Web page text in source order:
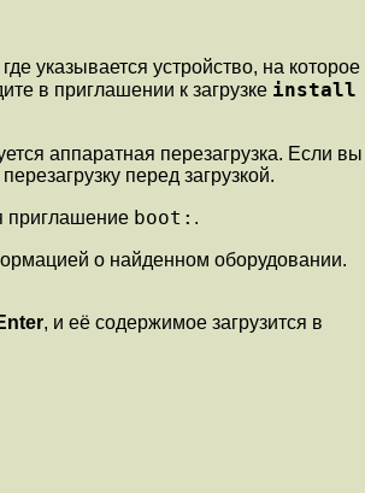
где указывается устройство, на которое
в приглашении к загрузке install
аппаратная перезагрузка. Если вы
перед загрузкой.
приглашение boot: .
о найденном оборудовании.
, и её содержимое загрузится в